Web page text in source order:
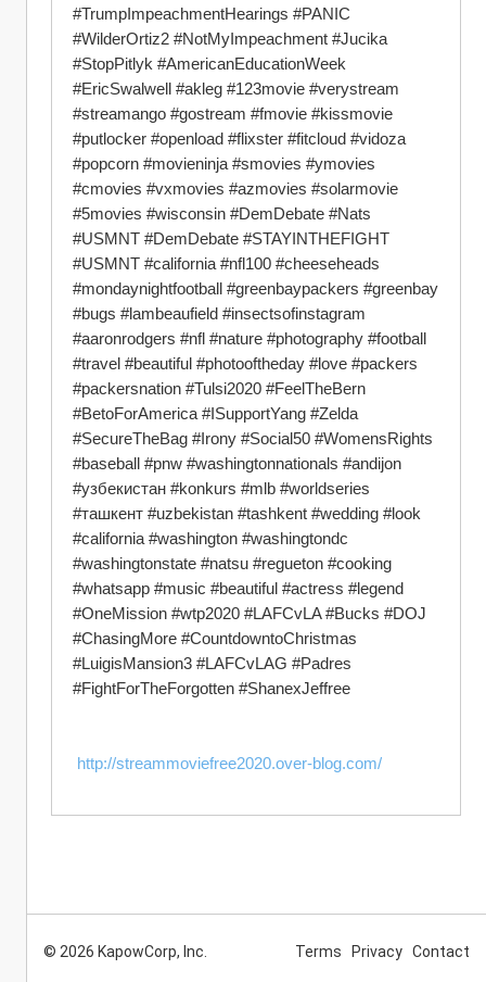
#TrumpImpeachmentHearings #PANIC
#WilderOrtiz2 #NotMyImpeachment #Jucika
#StopPitlyk #AmericanEducationWeek
#EricSwalwell #akleg #123movie #verystream
#streamango #gostream #fmovie #kissmovie
#putlocker #openload #flixster #fitcloud #vidoza
#popcorn #movieninja #smovies #ymovies
#cmovies #vxmovies #azmovies #solarmovie
#5movies #wisconsin #DemDebate #Nats
#USMNT #DemDebate #STAYINTHEFIGHT
#USMNT #california #nfl100 #cheeseheads
#mondaynightfootball #greenbaypackers #greenbay
#bugs #lambeaufield #insectsofinstagram
#aaronrodgers #nfl #nature #photography #football
#travel #beautiful #photooftheday #love #packers
#packersnation #Tulsi2020 #FeelTheBern
#BetoForAmerica #ISupportYang #Zelda
#SecureTheBag #Irony #Social50 #WomensRights
#baseball #pnw #washingtonnationals #andijon
#узбекистан #konkurs #mlb #worldseries
#ташкент #uzbekistan #tashkent #wedding #look
#california #washington #washingtondc
#washingtonstate #natsu #regueton #cooking
#whatsapp #music #beautiful #actress #legend
#OneMission #wtp2020 #LAFCvLA #Bucks #DOJ
#ChasingMore #CountdowntoChristmas
#LuigisMansion3 #LAFCvLAG #Padres
#FightForTheForgotten #ShanexJeffree
http://streammoviefree2020.over-blog.com/
© 2026 KapowCorp, Inc. Terms Privacy Contact